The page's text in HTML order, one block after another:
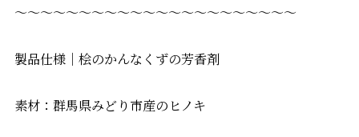
～～～～～～～～～～～～～～～～～～～～～～
製品仕様｜桧のかんなくずの芳香剤
素材：群馬県みどり市産のヒノキ